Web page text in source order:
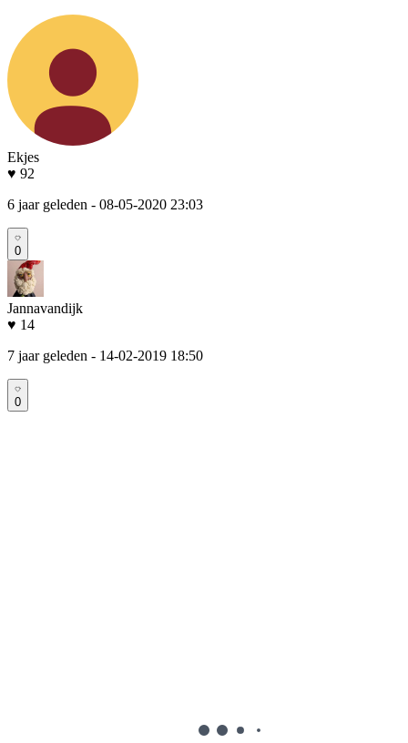
Ekjes
♥ 92
6 jaar geleden - 08-05-2020 23:03
0
Jannavandijk
♥ 14
7 jaar geleden - 14-02-2019 18:50
0